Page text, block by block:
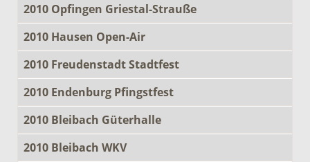
2010 Opfingen Griestal-Strauße
2010 Hausen Open-Air
2010 Freudenstadt Stadtfest
2010 Endenburg Pfingstfest
2010 Bleibach Güterhalle
2010 Bleibach WKV